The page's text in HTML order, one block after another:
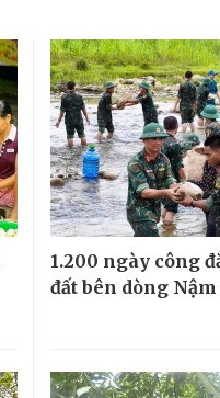
1.200 ngày công
đất bên dòng